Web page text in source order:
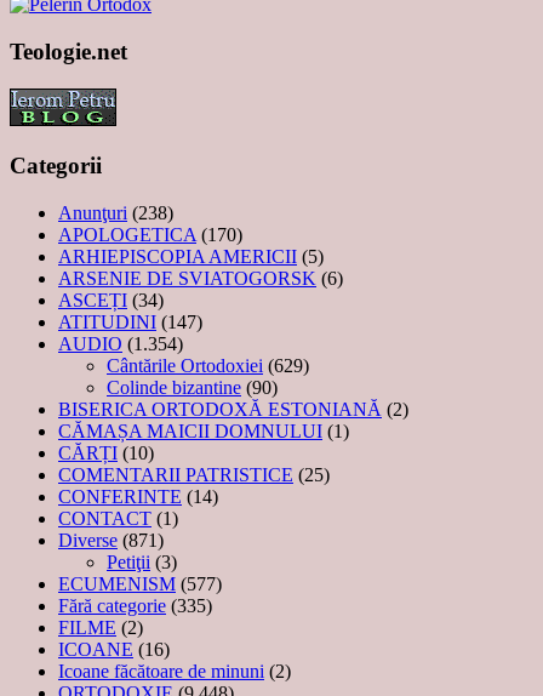
Teologie.net
Categorii
Anunţuri (238)
APOLOGETICA (170)
ARHIEPISCOPIA AMERICII (5)
ARSENIE DE SVIATOGORSK (6)
ASCEȚI (34)
ATITUDINI (147)
AUDIO (1.354)
Cântările Ortodoxiei (629)
Colinde bizantine (90)
BISERICA ORTODOXĂ ESTONIANĂ (2)
CĂMAȘA MAICII DOMNULUI (1)
CĂRȚI (10)
COMENTARII PATRISTICE (25)
CONFERINTE (14)
CONTACT (1)
Diverse (871)
Petiţii (3)
ECUMENISM (577)
Fără categorie (335)
FILME (2)
ICOANE (16)
Icoane făcătoare de minuni (2)